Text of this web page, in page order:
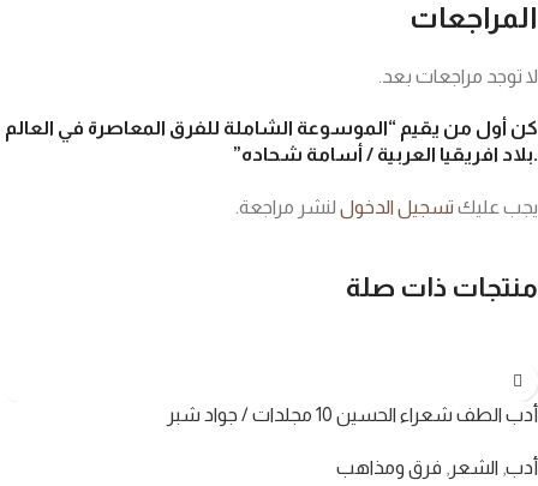
المراجعات
لا توجد مراجعات بعد.
كن أول من يقيم “الموسوعة الشاملة للفرق المعاصرة في العالم
.بلاد افريقيا العربية / أسامة شحاده”
يجب عليك تسجيل الدخول لنشر مراجعة.
منتجات ذات صلة
أدب الطف شعراء الحسين 10 مجلدات / جواد شبر
أدب الشعر فرق ومذاهب